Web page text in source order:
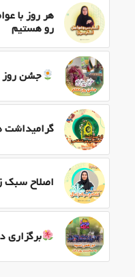
هر روز با
رو هستیم
جشن روز
گرامیداشت
اصلاح سبک
برگزاری